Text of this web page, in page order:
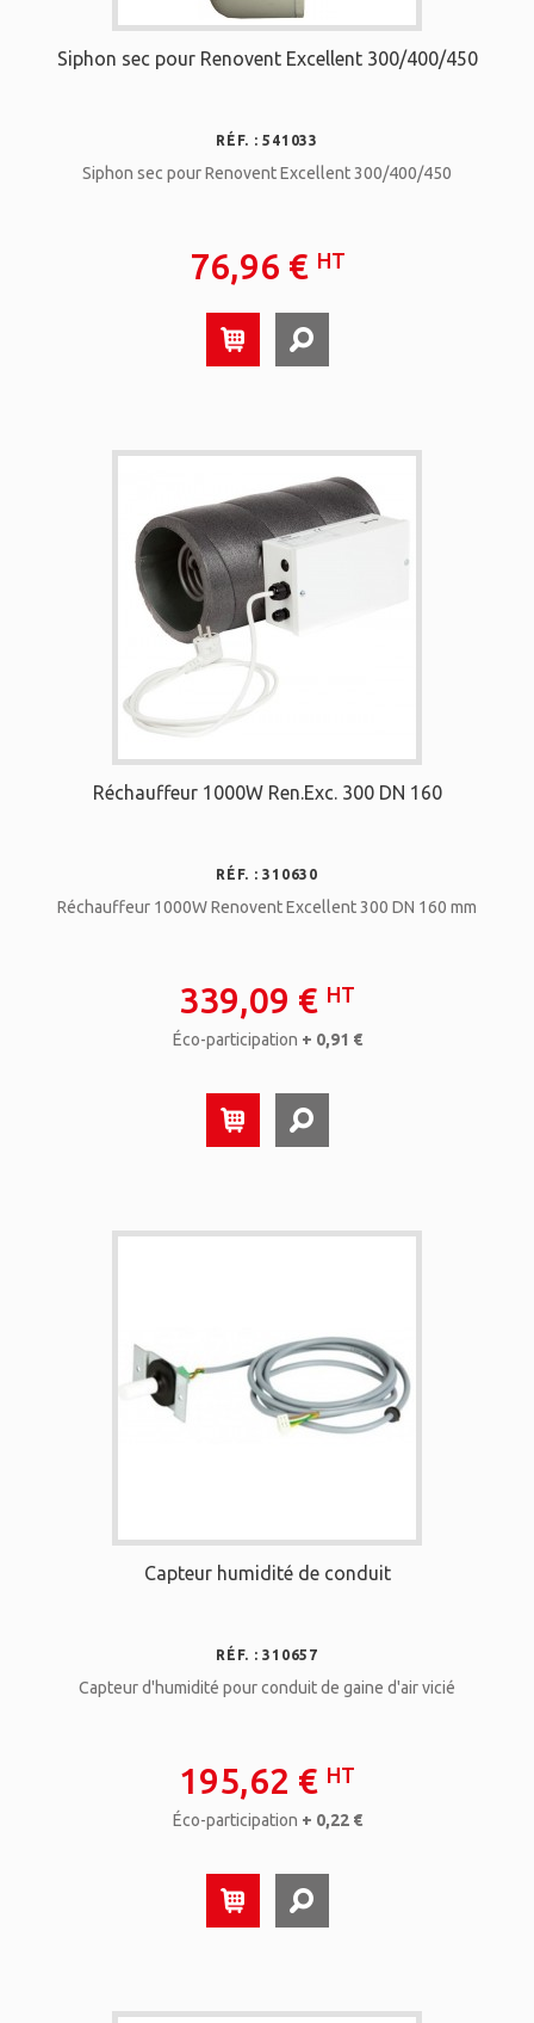
Siphon sec pour Renovent Excellent 300/400/450
RÉF. : 541033
Siphon sec pour Renovent Excellent 300/400/450
76,96 € HT
Réchauffeur 1000W Ren.Exc. 300 DN 160
RÉF. : 310630
Réchauffeur 1000W Renovent Excellent 300 DN 160 mm
339,09 € HT
Éco-participation + 0,91 €
Capteur humidité de conduit
RÉF. : 310657
Capteur d'humidité pour conduit de gaine d'air vicié
195,62 € HT
Éco-participation + 0,22 €